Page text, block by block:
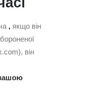
, якщо він
він